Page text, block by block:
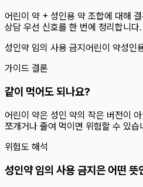
어린이 약 + 성인용 약 조합에 대해
상담 우선 신호를 한 번에 정리합니다.
성인약 임의 사용 금지 어린이 약성인
가이드 결론
같이 먹어도 되나요?
어린이 약은 성인 약의 작은 버전이
쪼개거나 줄여 먹이면 위험할 수 있습
위험도 해석
성인약 임의 사용 금지은 어떤 뜻